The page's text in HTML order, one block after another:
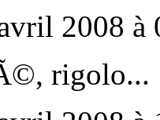
2008 à
rigolo...